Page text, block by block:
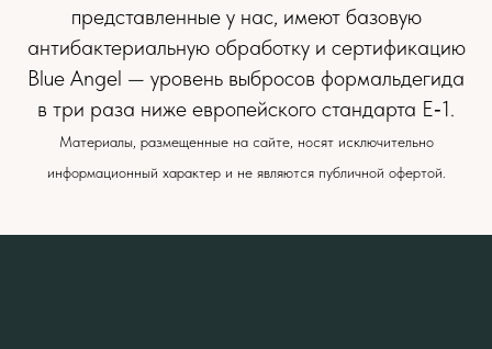
представленные у нас, имеют базовую
антибактериальную обработку и сертификацию
Blue Angel — уровень выбросов формальдегида
в три раза ниже европейского стандарта E‑1.
Материалы, размещенные на сайте, носят исключительно
информационный характер и не являются публичной офертой.